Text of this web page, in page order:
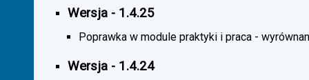
Wersja - 1.4.25
Poprawka w module praktyki i praca -
Wersja - 1.4.24